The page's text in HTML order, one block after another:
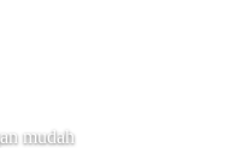
mudah